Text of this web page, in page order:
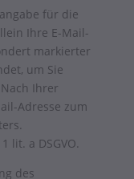
für die
Ihre E-Mail-
markierter
um Sie
Ihrer
Adresse zum
lit. a DSGVO.
des